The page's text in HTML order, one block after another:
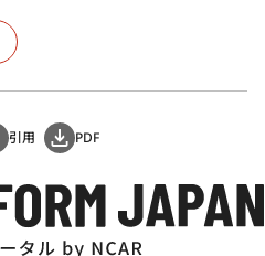
引用 PDF